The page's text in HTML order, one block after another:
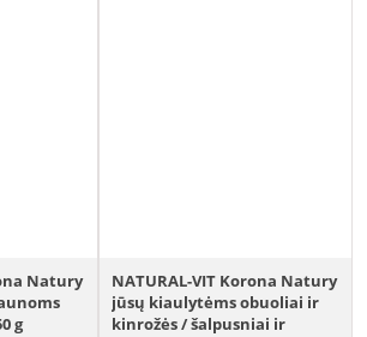
Natury
g
NATURAL-VIT Korona Natury
jūsų kiaulytėms obuoliai ir
kinrožės / šalpusniai ir